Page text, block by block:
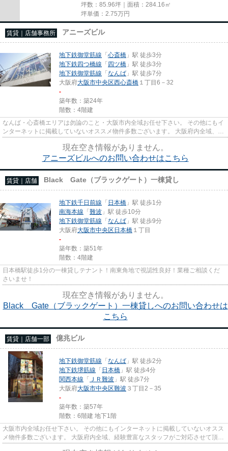
坪数：85.96坪｜面積：284.16㎡
坪単価： 2.75万円
賃貸｜店舗事務所 アニーズビル
地下鉄御堂筋線 「心斎橋 」駅 徒歩3分
地下鉄四つ橋線 「四ツ橋 」駅 徒歩3分
地下鉄御堂筋線 「なんば 」駅 徒歩7分
大阪府大阪市中央区西心斎橋 １丁目6－32
-
築年数：築24年
階数：4階建
なんば・心斎橋エリアは勿論のこと・大阪市内全域お任せ下さい。 その他にもイ
ンターネットに掲載していないオススメ物件多数ございます。 大阪府内全域、経
験豊富なスタッフがご対応...
現在空き情報がありません。
アニーズビルへのお問い合わせはこちら
賃貸｜店舗 Black Gate（ブラックゲート）一棟貸し
地下鉄千日前線 「 日本橋 」駅 徒歩1分
南海本線 「難波 」駅 徒歩10分
地下鉄御堂筋線 「なんば 」駅 徒歩9分
大阪府大阪市中央区日本橋 １丁目
-
築年数：築51年
階数：4階建
日本橋駅徒歩1分の一棟貸しテナント！南東角地で視認性良好！業種ご相談くだ
さいませ！
現在空き情報がありません。
Black Gate（ブラックゲート）一棟貸しへのお問い合わせは
こちら
賃貸｜店舗一部 億兆ビル
地下鉄御堂筋線 「なんば 」駅 徒歩2分
地下鉄堺筋線 「 日本橋 」駅 徒歩4分
関西本線 「 ＪＲ難波 」駅 徒歩7分
大阪府大阪市中央区難波 ３丁目2－35
-
築年数：築57年
階数：6階建 地下1階
大阪市内全域お任せ下さい。 その他にもインターネットに掲載していないオスス
メ物件多数ございます。 大阪府内全域、経験豊富なスタッフがご対応させて頂き
ます。 尚、弊社ではおとり...